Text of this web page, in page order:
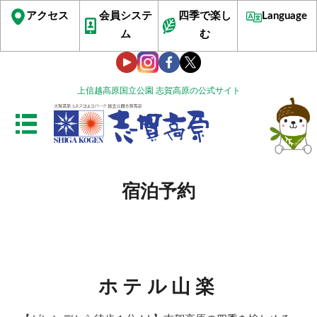
上信越高原国立公園 志賀高原の公式サイト
アクセス
会員システ
ム
四季で楽し
む
Language
宿泊予約
ホテル山楽